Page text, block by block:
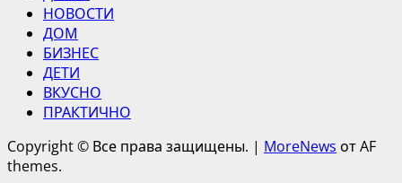
НОВОСТИ
ДОМ
БИЗНЕС
ДЕТИ
ВКУСНО
ПРАКТИЧНО
Copyright © Все права защищены. | MoreNews от AF
themes.